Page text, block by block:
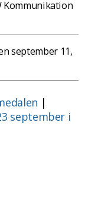
Kommunikation
september 11,
|
september i